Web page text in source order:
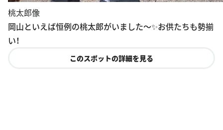
桃太郎像
岡山といえば恒例の桃太郎がいました〜✨お供たちも勢揃
い！
このスポットの詳細を見る